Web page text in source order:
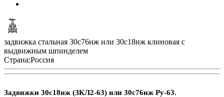
задвижка стальная 30с76нж или 30с18нж клиновая с
выдвижным шпинделем
Страна:Россия
Задвижки 30с18нж (ЗКЛ2-63) или 30с76нж Ру-63.